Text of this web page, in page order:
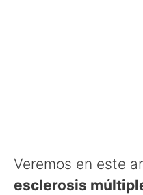
Veremos en este
esclerosis